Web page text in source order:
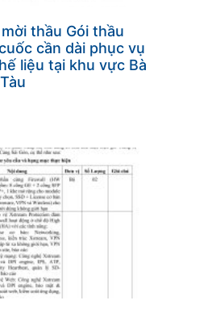
thầu Gói thầu
cần dài phục vụ
liệu tại khu vực Bà